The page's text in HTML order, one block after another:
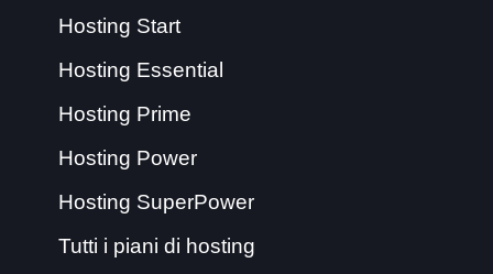
Hosting Start
Hosting Essential
Hosting Prime
Hosting Power
Hosting SuperPower
Tutti i piani di hosting